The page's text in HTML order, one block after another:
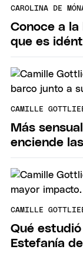
CAROLINA DE
Conoce a la
que es
CAMILLE
Más
enciende
CAMILLE
Qué
Estefanía